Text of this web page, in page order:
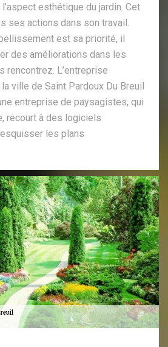
esthétique du jardin. Cet
ses actions dans son travail.
est sa priorité, il
des améliorations dans les
rencontrez. L’entreprise
ville de Saint Pardoux Du Breuil
entreprise de paysagistes, qui
recourt à des logiciels
les plans